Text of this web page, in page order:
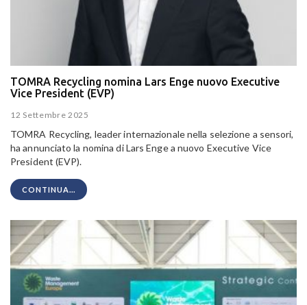
TOMRA Recycling nomina Lars Enge nuovo Executive
Vice President (EVP)
12 Settembre 2025
TOMRA Recycling, leader internazionale nella selezione a sensori,
ha annunciato la nomina di Lars Enge a nuovo Executive Vice
President (EVP).
CONTINUA...